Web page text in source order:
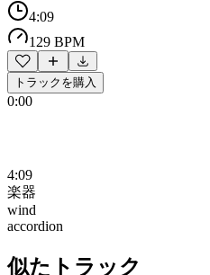
4:09
129 BPM
トラックを購入
0:00
4:09
楽器
wind
accordion
似たトラック